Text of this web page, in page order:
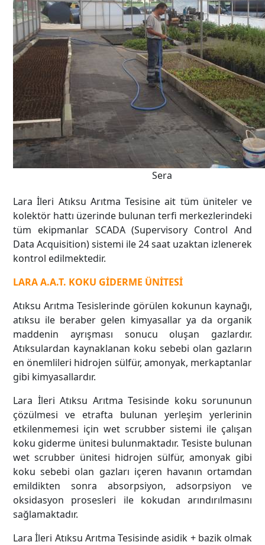
Sera
Lara İleri Atıksu Arıtma Tesisine ait tüm üniteler ve
kolektör hattı üzerinde bulunan terfi merkezlerindeki
tüm ekipmanlar SCADA (Supervisory Control And
Data Acquisition) sistemi ile 24 saat uzaktan izlenerek
kontrol edilmektedir.
LARA A.A.T. KOKU GİDERME ÜNİTESİ
Atıksu Arıtma Tesislerinde görülen kokunun kaynağı,
atıksu ile beraber gelen kimyasallar ya da organik
maddenin ayrışması sonucu oluşan gazlardır.
Atıksulardan kaynaklanan koku sebebi olan gazların
en önemlileri hidrojen sülfür, amonyak, merkaptanlar
gibi kimyasallardır.
Lara İleri Atıksu Arıtma Tesisinde koku sorununun
çözülmesi ve etrafta bulunan yerleşim yerlerinin
etkilenmemesi için wet scrubber sistemi ile çalışan
koku giderme ünitesi bulunmaktadır. Tesiste bulunan
wet scrubber ünitesi hidrojen sülfür, amonyak gibi
koku sebebi olan gazları içeren havanın ortamdan
emildikten sonra absorpsiyon, adsorpsiyon ve
oksidasyon prosesleri ile kokudan arındırılmasını
sağlamaktadır.
Lara İleri Atıksu Arıtma Tesisinde asidik + bazik olmak